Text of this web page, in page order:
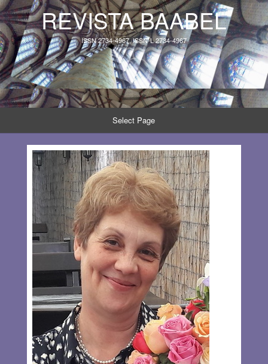
REVISTA BAABEL
ISSN 2734-4967, ISSN-L 2734-4967
Select Page